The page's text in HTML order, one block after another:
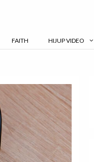
FAITH HIJUP VIDEO